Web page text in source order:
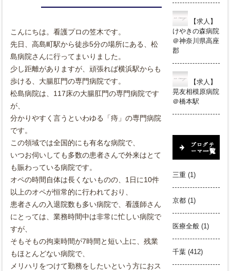
こんにちは。看護プロの笠木です。
先日、高島町駅から徒歩5分の場所にある、松
島病院さんに行ってまいりました。
少し距離がありますが、頑張れば横浜駅からも
歩ける、大腸肛門の専門病院です。
松島病院は、117床の大腸肛門の専門病院です
が、
分かりやすく言うといわゆる「痔」の専門病院
です。
この領域では全国的にも有名な病院で、
いつお伺いしても多数の患者さんで外来はとて
も賑わっている病院です。
オペの時間自体は長くないものの、1日に10件
以上のオペが恒常的に行われており、
患者さんの入退院数も多い病院で、看護師さん
にとっては、業務時間中は非常に忙しい病院で
すが、
そもそもの拘束時間が7時間と短い上に、残業
もほとんどない病院で、
メリハリをつけて勤務をしたいという方におス
【求人】
けやきの森病院
＠神奈川県高座
郡
【求人】
晃友相模原病院
＠橋本駅
ブログテ
ーマ一覧
三重(1)
京都(1)
医療全般(1)
千葉(412)